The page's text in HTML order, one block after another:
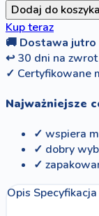
Dodaj do koszyka
Kup teraz
🚚 Dostawa jutro
↩ 30 dni na
✓ Certyfikowane
Najważniejsze
✓ wspiera
✓ dobry
✓
Opis Specyfikacja